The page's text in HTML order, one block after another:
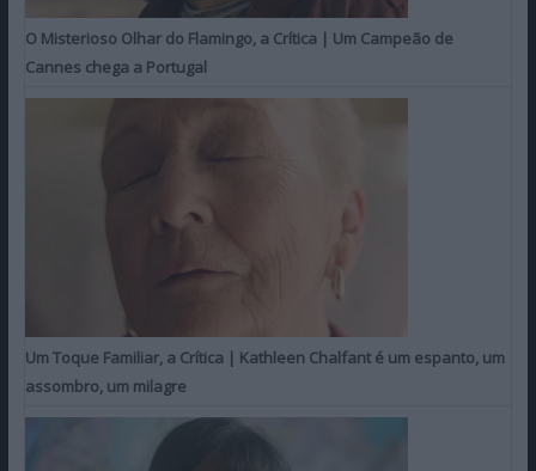
O Misterioso Olhar do Flamingo, a Crítica | Um Campeão de
Cannes chega a Portugal
Um Toque Familiar, a Crítica | Kathleen Chalfant é um espanto, um
assombro, um milagre